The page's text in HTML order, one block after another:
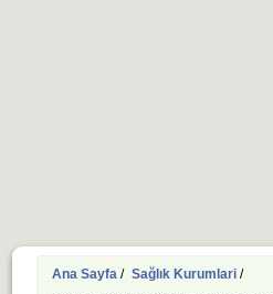
Ana Sayfa / Sağlık Kurumlari /